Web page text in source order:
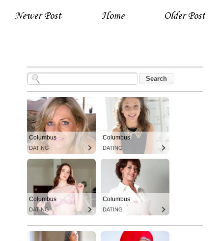
Newer Post Older Post
Home
Columbus
DATING
Columbus
DATING
Columbus
DATING
Columbus
DATING